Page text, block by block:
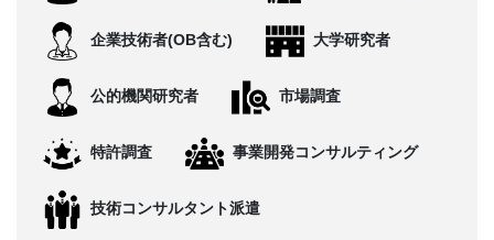
企業技術者(OB含む) 大学研究者
公的機関研究者 市場調査
特許調査 事業開発コンサルティング
技術コンサルタント派遣